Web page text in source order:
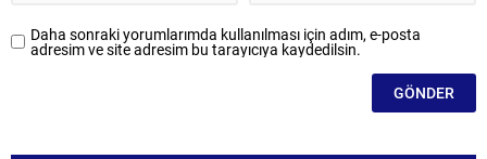
Daha sonraki yorumlarımda kullanılması için adım, e-posta
adresim ve site adresim bu tarayıcıya kaydedilsin.